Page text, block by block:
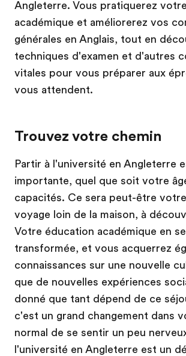
Angleterre. Vous pratiquerez
académique et améliorerez vos
générales en Anglais, tout en
techniques d'examen et d'autres
vitales pour vous préparer aux
vous attendent.
Trouvez votre chemin
Partir à l'université en Angleterre
importante, quel que soit votre
capacités. Ce sera peut-être
voyage loin de la maison, à
Votre éducation académique en
transformée, et vous acquerrez
connaissances sur une nouvelle
que de nouvelles expériences
donné que tant dépend de ce
c'est un grand changement dans
normal de se sentir un peu
l'université en Angleterre est un